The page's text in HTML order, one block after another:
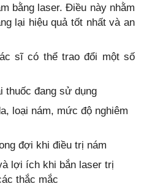
bằng laser. Điều này nhằm
lại hiệu quả tốt nhất và an
sĩ có thể trao đổi một số
thuốc đang sử dụng
loại nám, mức độ nghiêm
đợi khi điều trị nám
lợi ích khi bắn laser trị
thắc mắc